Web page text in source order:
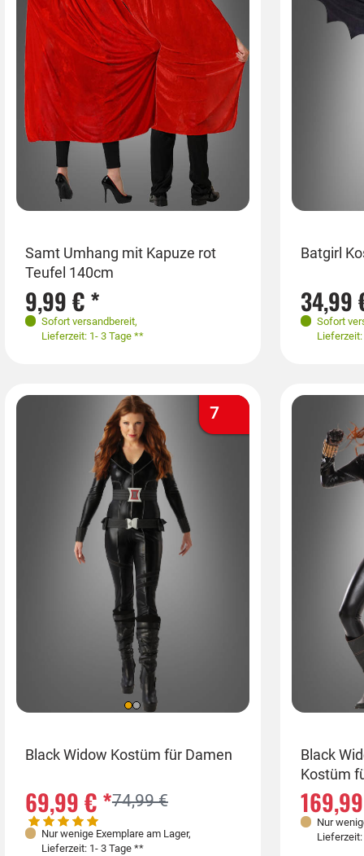
Samt Umhang mit Kapuze rot
Teufel 140cm
9,99 € *
Sofort versandbereit,
Lieferzeit: 1- 3 Tage **
Einheitsgröße
ca. 140cm
Größen
36 38
Batgirl
34,99
Sofort
7
Black Widow Kostüm für Damen
74,99 €
69,99 € *
Nur wenige Exemplare am Lager,
Lieferzeit: 1- 3 Tage **
M
Größen
Black
Kostüm
Nur